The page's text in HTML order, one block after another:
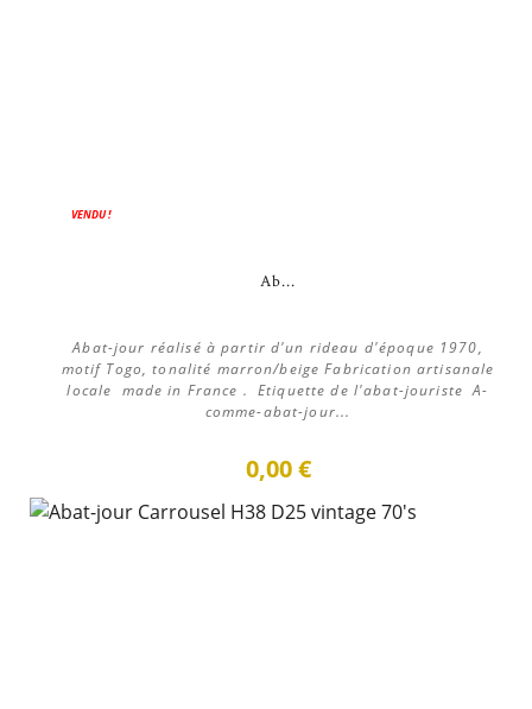
VENDU !
Ab...
Abat-jour réalisé à partir d'un rideau d'époque 1970,
motif Togo, tonalité marron/beige Fabrication artisanale
locale made in France . Etiquette de l'abat-jouriste A-
comme-abat-jour...
0,00 €